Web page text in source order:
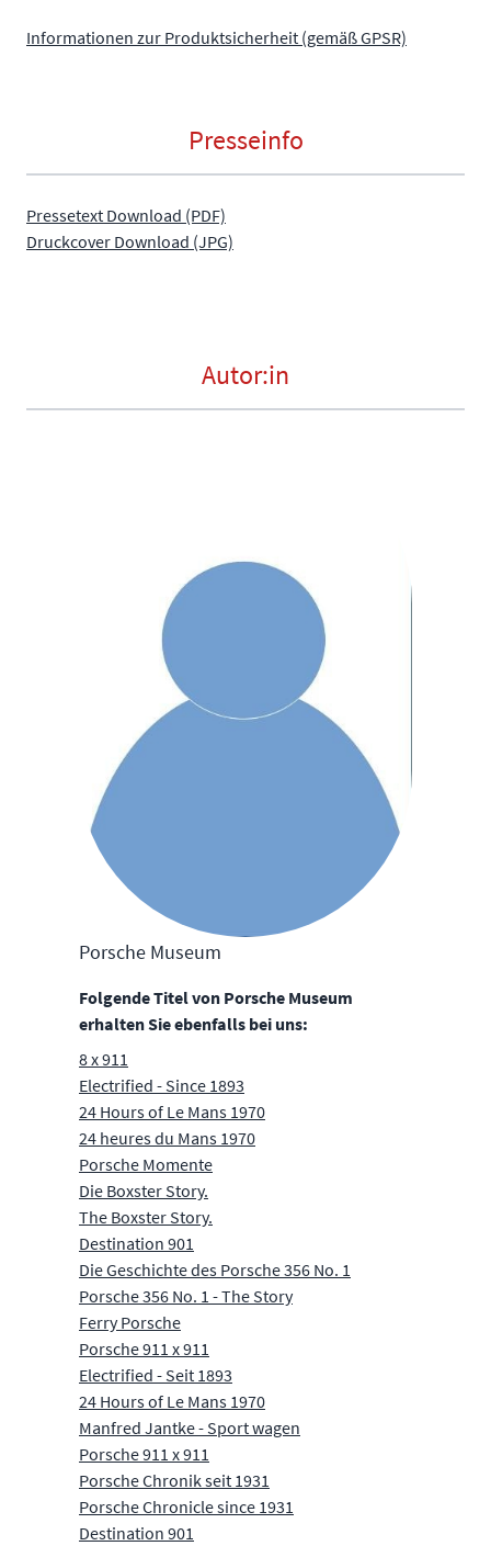
Informationen zur Produktsicherheit (gemäß GPSR)
Presseinfo
Pressetext Download (PDF)
Druckcover Download (JPG)
Autor:in
Porsche Museum
Folgende Titel von Porsche Museum
erhalten Sie ebenfalls bei uns:
8 x 911
Electrified - Since 1893
24 Hours of Le Mans 1970
24 heures du Mans 1970
Porsche Momente
Die Boxster Story.
The Boxster Story.
Destination 901
Die Geschichte des Porsche 356 No. 1
Porsche 356 No. 1 - The Story
Ferry Porsche
Porsche 911 x 911
Electrified - Seit 1893
24 Hours of Le Mans 1970
Manfred Jantke - Sport wagen
Porsche 911 x 911
Porsche Chronik seit 1931
Porsche Chronicle since 1931
Destination 901